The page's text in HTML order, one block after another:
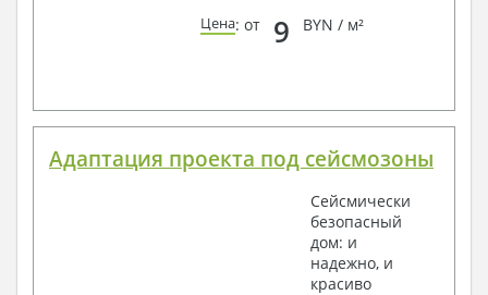
Цена: от 9 BYN / м²
Адаптация проекта под сейсмозоны
Сейсмически
безопасный
дом: и
надежно, и
красиво